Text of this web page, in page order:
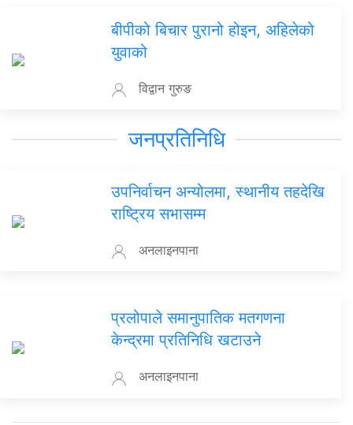
बीपीको बिचार पुरानो होइन, अहिलेको
युवाको
विद्वान गुरुङ
जनप्रतिनिधि
उपनिर्वाचन अन्योलमा, स्थानीय तहदेखि
राष्ट्रिय सभासम्म
अनलाइनपाना
प्रलोपाले समानुपातिक मतगणना
केन्द्रमा प्रतिनिधि खटाउने
अनलाइनपाना